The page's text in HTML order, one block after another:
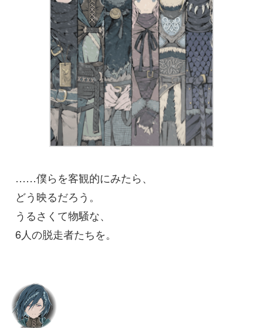
……僕らを客観的にみたら、
どう映るだろう。
うるさくて物騒な、
6人の脱走者たちを。